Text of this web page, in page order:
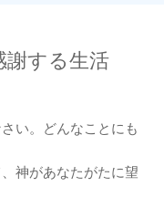
謝する生活
い。どんなことにも
神があなたがたに望